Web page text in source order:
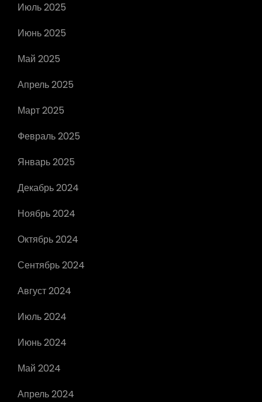
Июль 2025
Июнь 2025
Май 2025
Апрель 2025
Март 2025
Февраль 2025
Январь 2025
Декабрь 2024
Ноябрь 2024
Октябрь 2024
Сентябрь 2024
Август 2024
Июль 2024
Июнь 2024
Май 2024
Апрель 2024